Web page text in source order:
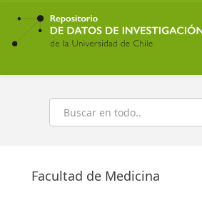
Ir
contenido
principal
Buscar
Facultad de Medicina